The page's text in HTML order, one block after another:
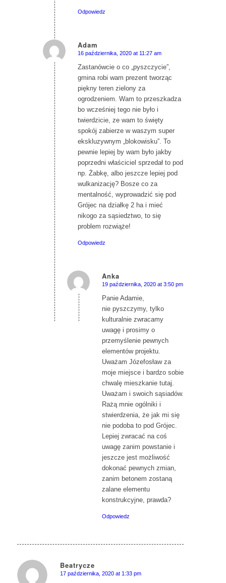
Odpowiedz
Adam
says:
16 października, 2020 at 11:27 am
Zastanówcie o co „pyszczycie”,
gmina robi wam prezent tworząc
piękny teren zielony za
ogrodzeniem. Wam to przeszkadza
bo wcześniej tego nie było i
twierdzicie, ze wam to święty
spokój zabierze w waszym super
ekskluzywnym „blokowisku”. To
pewnie lepiej by wam było jakby
poprzedni właściciel sprzedał to pod
np. Żabkę, albo jeszcze lepiej pod
wulkanizację? Bosze co za
mentalność, wyprowadzić się pod
Grójec na działkę 2 ha i mieć
nikogo za sąsiedztwo, to się
problem rozwiąże!
Odpowiedz
Anka
says:
19 października, 2020 at 3:50 pm
Panie Adamie,
nie pyszczymy, tylko
kulturalnie zwracamy
uwagę i prosimy o
przemyślenie pewnych
elementów projektu.
Uważam Józefosław za
moje miejsce i bardzo sobie
chwalę mieszkanie tutaj.
Uważam i swoich sąsiadów.
Rażą mnie ogólniki i
stwierdzenia, że jak mi się
nie podoba to pod Grójec.
Lepiej zwracać na coś
uwagę zanim powstanie i
jeszcze jest możliwość
dokonać pewnych zmian,
zanim betonem zostaną
zalane elementu
konstrukcyjne, prawda?
Odpowiedz
Beatrycze
says:
17 października, 2020 at 1:33 pm